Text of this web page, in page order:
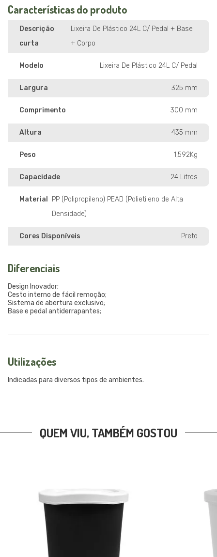
Características do produto
Descrição
curta
Lixeira De Plástico 24L C/ Pedal + Base
+ Corpo
Modelo Lixeira De Plástico 24L C/ Pedal
Largura 325 mm
Comprimento 300 mm
Altura 435 mm
Peso 1,592Kg
Capacidade 24 Litros
Material
PP (Polipropileno) PEAD (Polietileno de Alta
Densidade)
Cores Disponíveis Preto
Diferenciais
Design Inovador;
Cesto interno de fácil remoção;
Sistema de abertura exclusivo;
Base e pedal antiderrapantes;
Utilizações
Indicadas para diversos tipos de ambientes.
QUEM VIU, TAMBÉM GOSTOU